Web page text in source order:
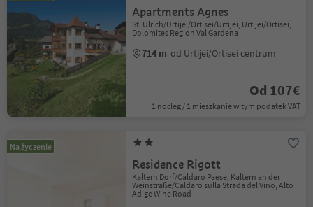
Apartments Agnes
St. Ulrich/Urtijëi/Ortisei/Urtijëi, Urtijëi/Ortisei,
Dolomites Region Val Gardena
714 m od Urtijëi/Ortisei centrum
Od 107€
1 nocleg / 1 mieszkanie w tym podatek VAT
Na życzenie
Residence Rigott
Kaltern Dorf/Caldaro Paese, Kaltern an der
Weinstraße/Caldaro sulla Strada del Vino, Alto
Adige Wine Road